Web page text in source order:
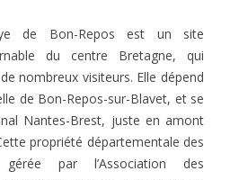
de Bon-Repos est un site
du centre Bretagne, qui
nombreux visiteurs. Elle dépend
de Bon-Repos-sur-Blavet, et se
Nantes-Brest, juste en amont
propriété départementale des
gérée par l’Association des